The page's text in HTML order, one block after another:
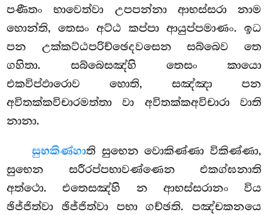
පණීතං භාවෙත්වා උපපන්නා ආභස්සරා නාම
හොන්ති, තෙසං අට්ඨ කප්පා ආයුප්පමාණං. ඉධ
පන උක්කට්ඨපරිච්ඡෙදවසෙන සබ්බෙව තෙ
ගහිතා. සබ්බෙසඤ්හි තෙසං කායො
එකවිප්ඵාරොව හොති, සඤ්ඤා පන
අවිතක්කවිචාරමත්තා වා අවිතක්කඅවිචාරා වාති
නානා.
සුභකිණ්හාති සුභෙන වොකිණ්ණා විකිණ්ණා,
සුභෙන සරීරප්පභාවණ්ණෙන එකග්ඝනාති
අත්ථො. එතෙසඤ්හි න ආභස්සරානං විය
ඡිජ්ජිත්වා ඡිජ්ජිත්වා පභා ගච්ඡති. පඤ්චකනයෙ